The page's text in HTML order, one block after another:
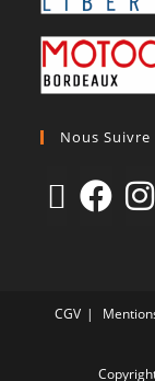
Nous Suivre
CGV